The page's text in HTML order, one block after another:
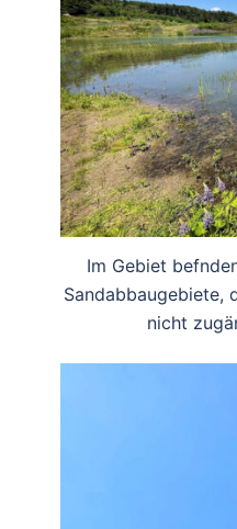
Im Gebiet
Sandabbaugebiete,
nicht